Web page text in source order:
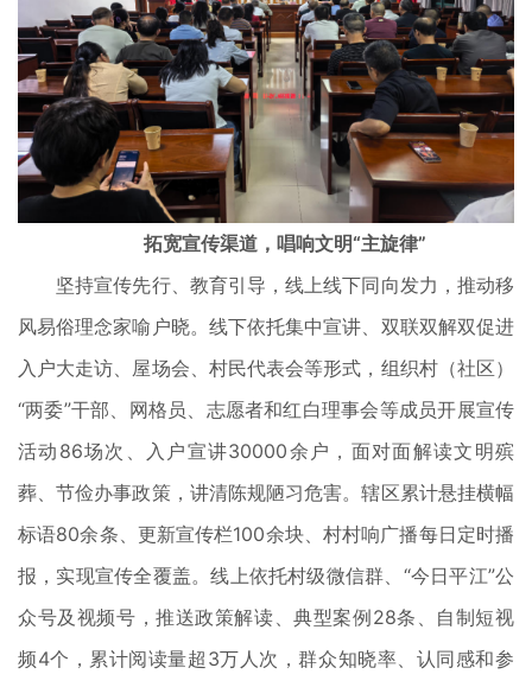
拓宽宣传渠道，唱响文明“主旋律”
坚持宣传先行、教育引导，线上线下同向发力，推动移
风易俗理念家喻户晓。线下依托集中宣讲、双联双解双促进
入户大走访、屋场会、村民代表会等形式，组织村（社区）
“两委”干部、网格员、志愿者和红白理事会等成员开展宣传
活动86场次、入户宣讲30000余户，面对面解读文明殡
葬、节俭办事政策，讲清陈规陋习危害。辖区累计悬挂横幅
标语80余条、更新宣传栏100余块、村村响广播每日定时播
报，实现宣传全覆盖。线上依托村级微信群、“今日平江”公
众号及视频号，推送政策解读、典型案例28条、自制短视
频4个，累计阅读量超3万人次，群众知晓率、认同感和参